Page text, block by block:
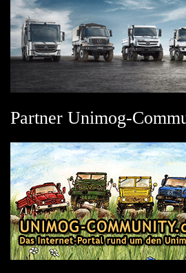
Partner Unimog-